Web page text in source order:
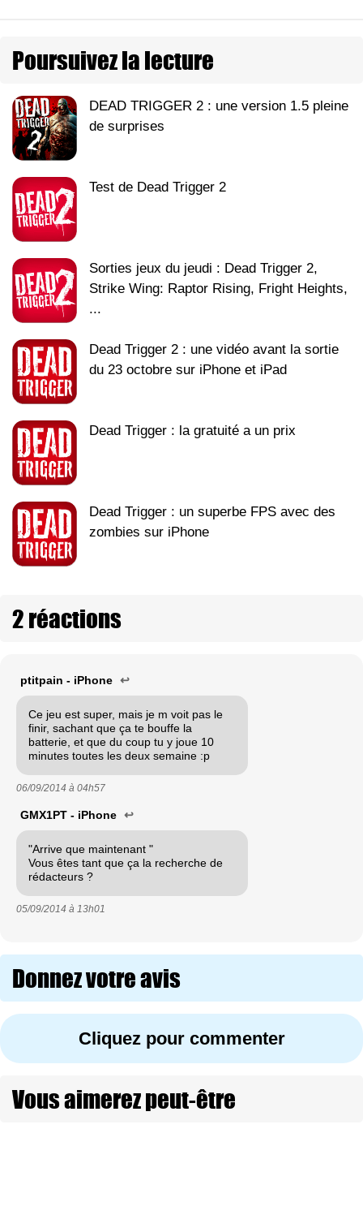
Poursuivez la lecture
DEAD TRIGGER 2 : une version 1.5 pleine
de surprises
Test de Dead Trigger 2
Sorties jeux du jeudi : Dead Trigger 2,
Strike Wing: Raptor Rising, Fright Heights,
...
Dead Trigger 2 : une vidéo avant la sortie
du 23 octobre sur iPhone et iPad
Dead Trigger : la gratuité a un prix
Dead Trigger : un superbe FPS avec des
zombies sur iPhone
2 réactions
ptitpain - iPhone ↩
Ce jeu est super, mais je m voit pas le
finir, sachant que ça te bouffe la
batterie, et que du coup tu y joue 10
minutes toutes les deux semaine :p
06/09/2014 à 04h57
GMX1PT - iPhone ↩
"Arrive que maintenant "
Vous êtes tant que ça la recherche de
rédacteurs ?
05/09/2014 à 13h01
Donnez votre avis
Cliquez pour commenter
Vous aimerez peut-être